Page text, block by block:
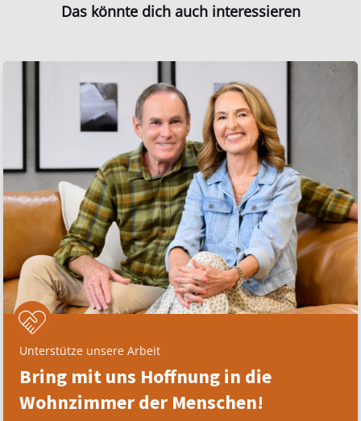
Das könnte dich auch interessieren
Unterstütze unsere Arbeit
Bring mit uns Hoffnung in die
Wohnzimmer der Menschen!